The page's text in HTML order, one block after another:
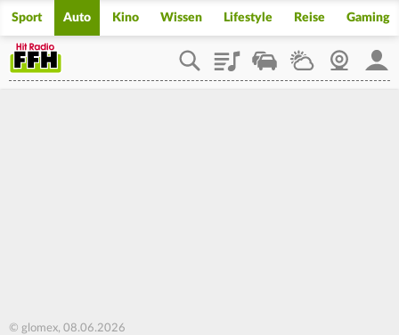
Sport Auto Kino Wissen Lifestyle Reise Gaming
PlaylistStaupilotWetterWebcam
© glomex, 08.06.2026